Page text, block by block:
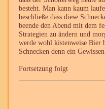
besteht. Man kann kaum
beschließe dass diese
beende den Abend mit dem
Strategien zu ändern und
werde wohl kistenweise Bier
Schnecken denn ein
Fortsetzung folgt